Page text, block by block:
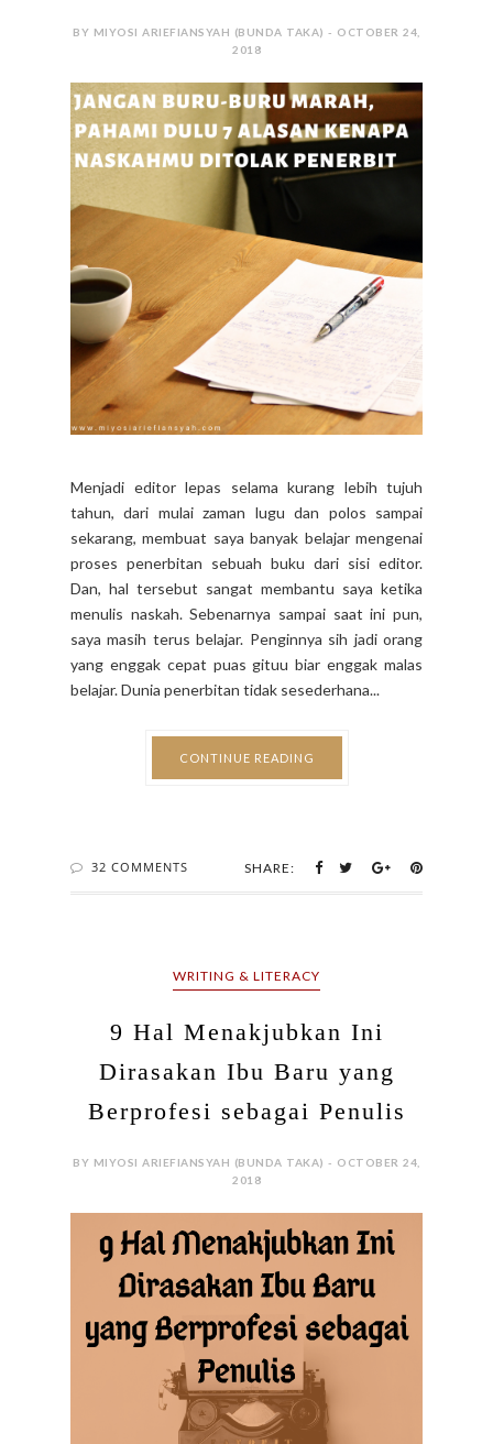
Menjadi editor lepas selama kurang lebih tujuh
tahun, dari mulai zaman lugu dan polos sampai
sekarang, membuat saya banyak belajar mengenai
proses penerbitan sebuah buku dari sisi editor.
Dan, hal tersebut sangat membantu saya ketika
menulis naskah. Sebenarnya sampai saat ini pun,
saya masih terus belajar. Penginnya sih jadi orang
CONTINUE READING
WRITING & LITERACY
Dirasakan Ibu Baru yang
Berprofesi sebagai Penulis
(Postingan ini ditulis dengan posisi tangan kiri
gendong anak yang rada rewel karena imunisasi dan